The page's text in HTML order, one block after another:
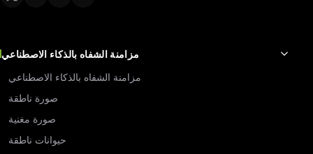
مزامنة الشفاه بالذكاء الاصطناعي
مزامنة الشفاه بالذكاء الاصطناعي
صورة ناطقة
صورة مغنية
حيوانات ناطقة